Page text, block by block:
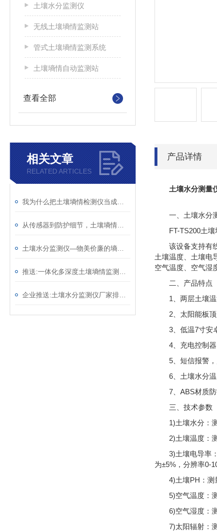
土壤水分监测仪
无线土壤墒情监测站
管式土壤墒情监测系统
土壤墒情自动监测站
查看全部
相关文章
RELATED ARTICLES
产品详情
土壤水分测量
一、土壤水分
FT-TS200土
该设备支持有
土壤温度、土壤电
空气温度、空气湿
二、产品特点
1、两层土壤
2、太阳能板
3、低温7寸安
4、充电控制
5、短信报警
6、土壤水分
7、ABS材质
三、技术参数
1)土壤水分：
2)土壤温度：
3)土壤电导率
为±5%，分辨率0-
4)土壤PH：测
5)空气温度：
6)空气湿度：
7)太阳辐射：